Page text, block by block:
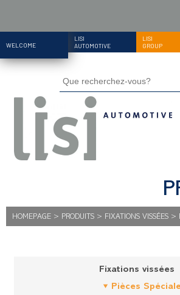
WELCOME
LISI
AUTOMOTIVE
LISI
GROUP
HOMEPAGE > PRODUITS > FIXATIONS VISSÉES >
Fixations vissées
Pièces